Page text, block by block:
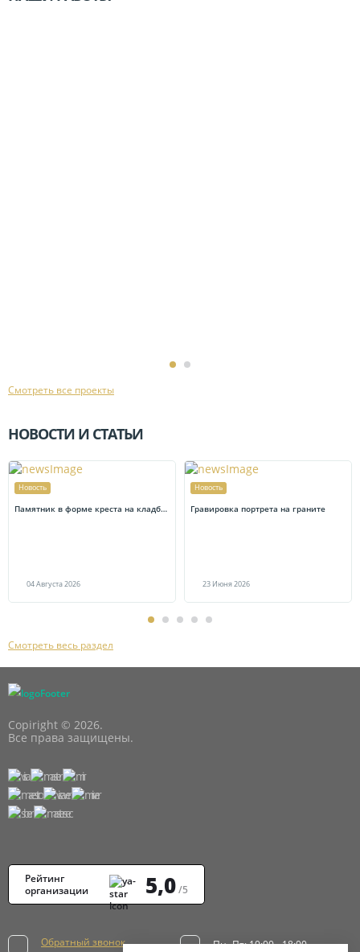
Смотреть все проекты
НОВОСТИ И СТАТЬИ
Новость
Памятник в форме креста на кладбище: как выбрать, чтобы он не треснул и соответствовал канонам
04Августа2026
Новость
Гравировка портрета на граните
23 Июня2026
Смотреть весь раздел
Copiright © 2026.
Все права защищены.
Рейтинг
организации
5,0/5
Обратный звонок Пн.-Пт: 10:00 - 18:00